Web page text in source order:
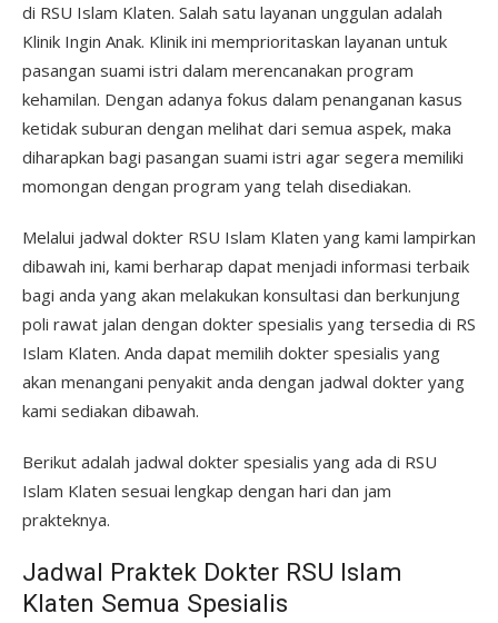
di RSU Islam Klaten. Salah satu layanan unggulan adalah
Klinik Ingin Anak. Klinik ini memprioritaskan layanan untuk
pasangan suami istri dalam merencanakan program
kehamilan. Dengan adanya fokus dalam penanganan kasus
ketidak suburan dengan melihat dari semua aspek, maka
diharapkan bagi pasangan suami istri agar segera memiliki
momongan dengan program yang telah disediakan.
Melalui jadwal dokter RSU Islam Klaten yang kami lampirkan
dibawah ini, kami berharap dapat menjadi informasi terbaik
bagi anda yang akan melakukan konsultasi dan berkunjung
poli rawat jalan dengan dokter spesialis yang tersedia di RS
Islam Klaten. Anda dapat memilih dokter spesialis yang
akan menangani penyakit anda dengan jadwal dokter yang
kami sediakan dibawah.
Berikut adalah jadwal dokter spesialis yang ada di RSU
Islam Klaten sesuai lengkap dengan hari dan jam
prakteknya.
Jadwal Praktek Dokter RSU Islam
Klaten Semua Spesialis